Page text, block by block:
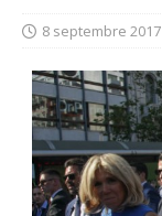
8 septembre 2017